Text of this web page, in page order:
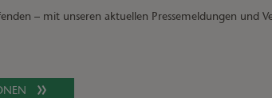
– mit unseren aktuellen Pressemeldungen und